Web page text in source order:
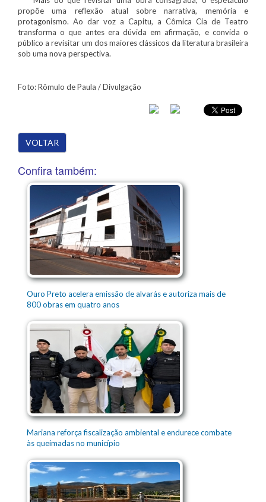
propõe uma reflexão atual sobre narrativa, memória e
protagonismo. Ao dar voz a Capitu, a Cômica Cia de Teatro
transforma o que antes era dúvida em afirmação, e convida o
público a revisitar um dos maiores clássicos da literatura brasileira
sob uma nova perspectiva.
Foto: Rômulo de Paula / Divulgação
VOLTAR
Confira também:
Ouro Preto acelera emissão de alvarás e autoriza mais de
800 obras em quatro anos
Mariana reforça fiscalização ambiental e endurece combate
às queimadas no município